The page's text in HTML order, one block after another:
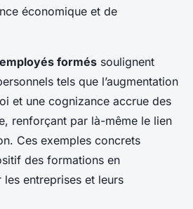
économique et de
formés soulignent
tels que l’augmentation
et une cognizance accrue des
renforçant par là-même le lien
Ces exemples concrets
des formations en
entreprises et leurs